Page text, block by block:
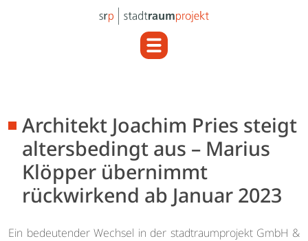
Architekt Joachim Pries steigt
altersbedingt aus – Marius
Klöpper übernimmt
rückwirkend ab Januar 2023
Ein bedeutender Wechsel in der stadtraumprojekt GmbH &